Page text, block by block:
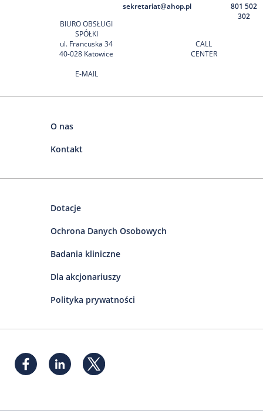
BIURO OBSŁUGI
SPÓŁKI
ul. Francuska 34
40-028 Katowice
E-MAIL
sekretariat@ahop.pl
CALL
CENTER
801 502
302
O nas
Kontakt
Dotacje
Ochrona Danych Osobowych
Badania kliniczne
Dla akcjonariuszy
Polityka prywatności